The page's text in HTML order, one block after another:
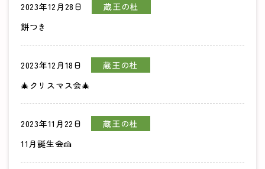
2023年12月28日
蔵王の杜
餅つき
2023年12月18日
蔵王の杜
🎄クリスマス会🎄
2023年11月22日
蔵王の杜
11月誕生会🍰